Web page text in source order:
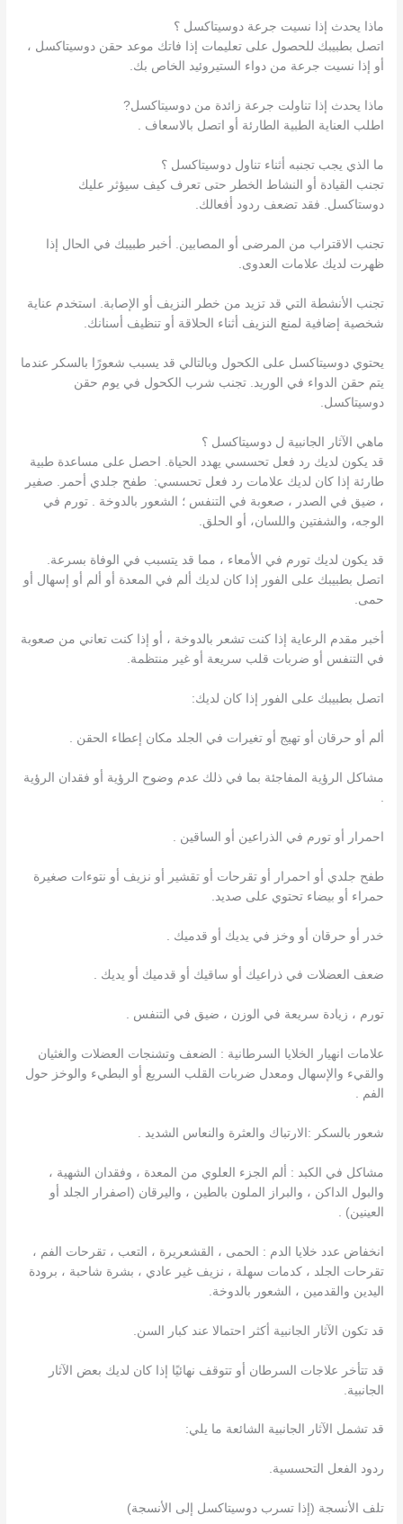
ماذا يحدث إذا نسيت جرعة دوسيتاكسل ؟
اتصل بطبيبك للحصول على تعليمات إذا فاتك موعد حقن دوسيتاكسل ،
أو إذا نسيت جرعة من دواء الستيروئيد الخاص بك.
ماذا يحدث إذا تناولت جرعة زائدة من دوسيتاكسل?
اطلب العناية الطبية الطارئة أو اتصل بالاسعاف .
ما الذي يجب تجنبه أثناء تناول دوسيتاكسل ؟
تجنب القيادة أو النشاط الخطر حتى تعرف كيف سيؤثر عليك
دوستاكسل. فقد تضعف ردود أفعالك.
تجنب الاقتراب من المرضى أو المصابين. أخبر طبيبك في الحال إذا
ظهرت لديك علامات العدوى.
تجنب الأنشطة التي قد تزيد من خطر النزيف أو الإصابة. استخدم عناية
شخصية إضافية لمنع النزيف أثناء الحلاقة أو تنظيف أسنانك.
يحتوي دوسيتاكسل على الكحول وبالتالي قد يسبب شعورًا بالسكر عندما
يتم حقن الدواء في الوريد. تجنب شرب الكحول في يوم حقن
دوسيتاكسل.
ماهي الآثار الجانبية ل دوسيتاكسل ؟
قد يكون لديك رد فعل تحسسي يهدد الحياة. احصل على مساعدة طبية
طارئة إذا كان لديك علامات رد فعل تحسسي: طفح جلدي أحمر. صفير
، ضيق في الصدر ، صعوبة في التنفس ؛ الشعور بالدوخة . تورم في
الوجه، والشفتين واللسان، أو الحلق.
قد يكون لديك تورم في الأمعاء ، مما قد يتسبب في الوفاة بسرعة.
اتصل بطبيبك على الفور إذا كان لديك ألم في المعدة أو ألم أو إسهال أو
حمى.
أخبر مقدم الرعاية إذا كنت تشعر بالدوخة ، أو إذا كنت تعاني من صعوبة
في التنفس أو ضربات قلب سريعة أو غير منتظمة.
اتصل بطبيبك على الفور إذا كان لديك:
ألم أو حرقان أو تهيج أو تغيرات في الجلد مكان إعطاء الحقن .
مشاكل الرؤية المفاجئة بما في ذلك عدم وضوح الرؤية أو فقدان الرؤية
احمرار أو تورم في الذراعين أو الساقين .
طفح جلدي أو احمرار أو تقرحات أو تقشير أو نزيف أو نتوءات صغيرة
حمراء أو بيضاء تحتوي على صديد.
خدر أو حرقان أو وخز في يديك أو قدميك .
ضعف العضلات في ذراعيك أو ساقيك أو قدميك أو يديك .
تورم ، زيادة سريعة في الوزن ، ضيق في التنفس .
علامات انهيار الخلايا السرطانية : الضعف وتشنجات العضلات والغثيان
والقيء والإسهال ومعدل ضربات القلب السريع أو البطيء والوخز حول
الفم .
شعور بالسكر :الارتباك والعثرة والنعاس الشديد .
مشاكل في الكبد : ألم الجزء العلوي من المعدة ، وفقدان الشهية ،
والبول الداكن ، والبراز الملون بالطين ، واليرقان (اصفرار الجلد أو
العينين) .
انخفاض عدد خلايا الدم : الحمى ، القشعريرة ، التعب ، تقرحات الفم ،
تقرحات الجلد ، كدمات سهلة ، نزيف غير عادي ، بشرة شاحبة ، برودة
اليدين والقدمين ، الشعور بالدوخة.
قد تكون الآثار الجانبية أكثر احتمالا عند كبار السن.
قد تتأخر علاجات السرطان أو تتوقف نهائيًا إذا كان لديك بعض الآثار
الجانبية.
قد تشمل الآثار الجانبية الشائعة ما يلي:
ردود الفعل التحسسية.
تلف الأنسجة (إذا تسرب دوسيتاكسل إلى الأنسجة)